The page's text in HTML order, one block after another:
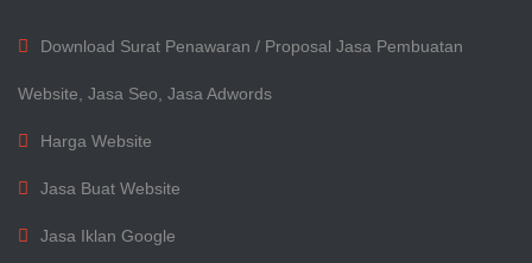
Download Surat Penawaran / Proposal Jasa Pembuatan
Website, Jasa Seo, Jasa Adwords
Harga Website
Jasa Buat Website
Jasa Iklan Google